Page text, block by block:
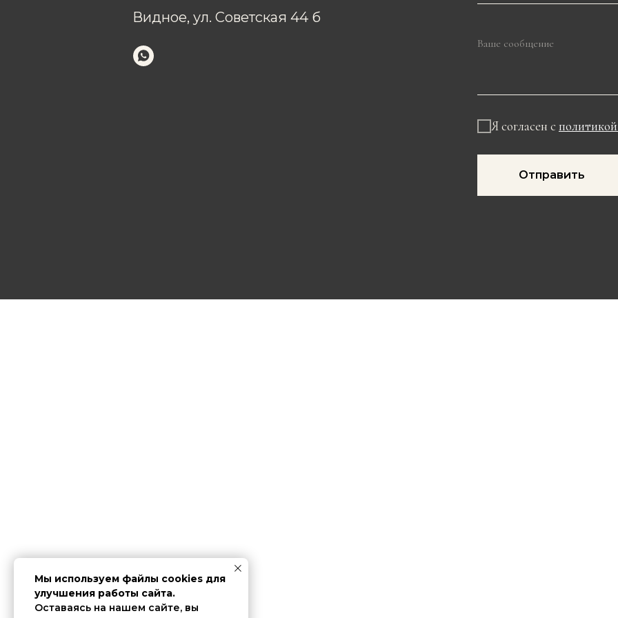
Видное, ул. Советская 44 б
Я согласен с
Отправить
Мы используем файлы cookies для
улучшения работы сайта.
Оставаясь на нашем сайте, вы